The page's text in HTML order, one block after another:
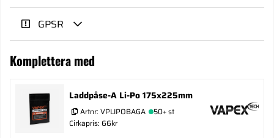
GPSR
Komplettera med
Laddpåse-A Li-Po 175x225mm
Artnr: VPLIPOBAGA
50+ st
Cirkapris: 66kr